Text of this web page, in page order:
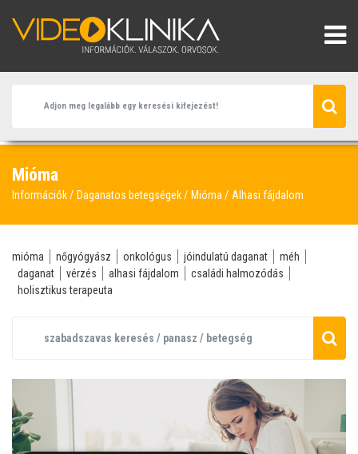
Mióma
Információk Daganatos betegségek Mióma Alhasi fájdalom
mióma nőgyógyász onkológus jóindulatú daganat
méh
daganat
vérzés alhasi fájdalom
családi halmozódás
holisztikus terapeuta